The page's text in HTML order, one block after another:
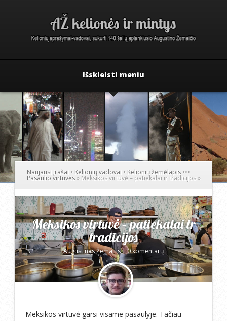
Išskleisti meniu
Naujausi įrašai • Kelionių vadovai • Kelionių žemėlapis •••
Pasaulio virtuvės» Meksikos virtuvė – patiekalai ir tradicijos»
Meksikos virtuvė – patiekalai ir
tradicijos
Augustinas Žemaitis|0 komentarų
Meksikos virtuvė garsi visame pasaulyje. Tačiau